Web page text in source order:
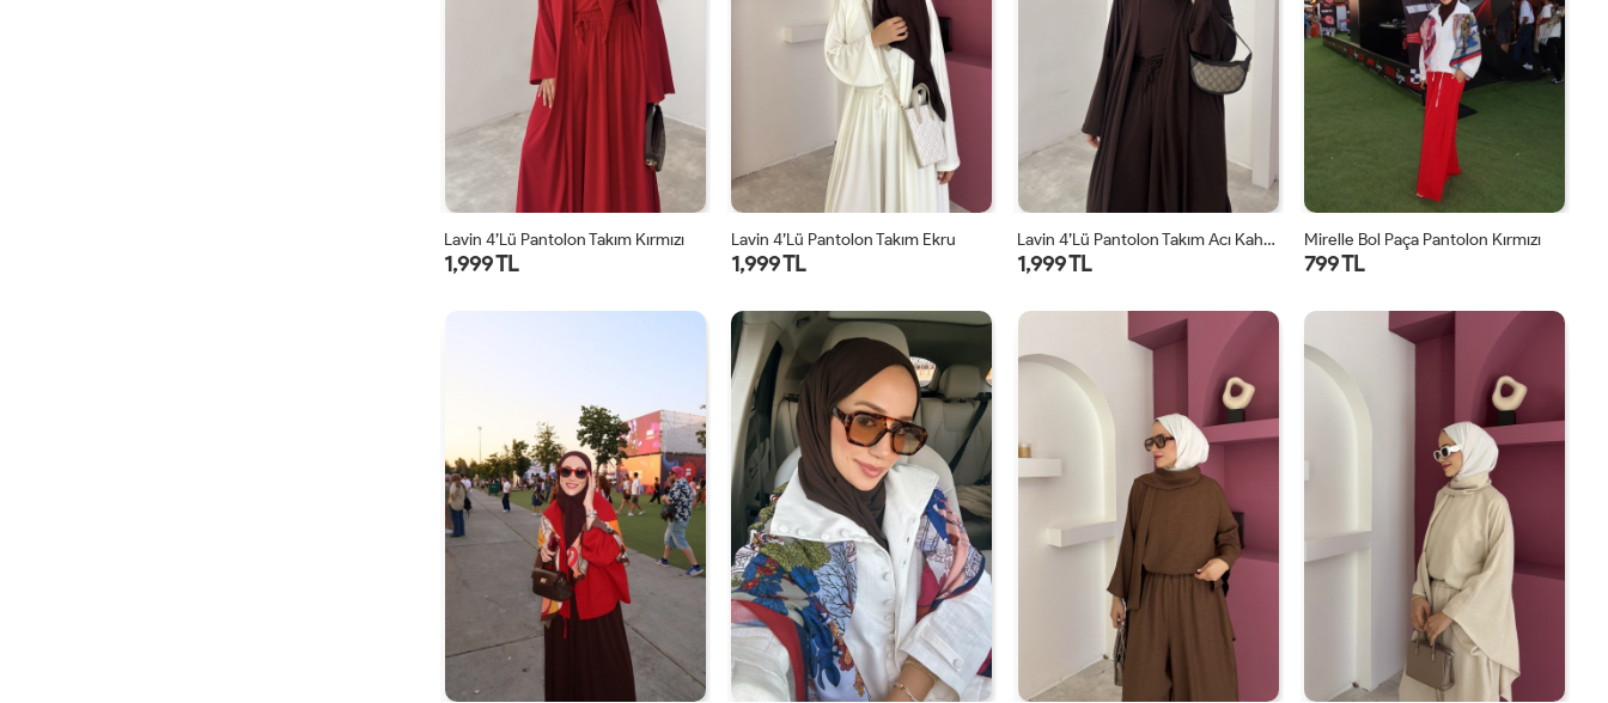
1 2
Lavin 4’lü Pantolon Takım Kırmızı
1,999 TL
1 2
Lavin 4’lü Pantolon Takım Ekru
1,999 TL
1 2
Lavin 4’lü Pantolon Takım Acı Kahve
1,999 TL
1 2
Mirelle Bol Paça Pantolon Kırmızı
799 TL